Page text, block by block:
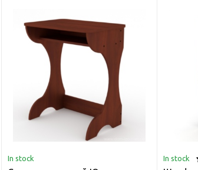
In stock In stock